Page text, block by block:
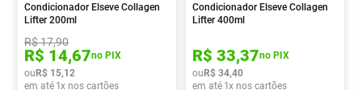
Condicionador Elseve Collagen
Lifter 200ml
R$17,90
R$ 14,67no PIX
ouR$ 15,12
em até 1x nos cartões
Condicionador Elseve Collagen
Lifter 400ml
R$ 33,37no PIX
ouR$ 34,40
em até 1x nos cartões